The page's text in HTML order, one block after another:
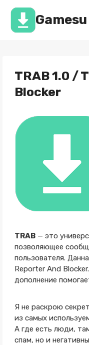
Перейти
содержимомуGamesu
TRAB 1.0 /
Blocker
TRAB— это
позволяющее
пользователя.
Reporter And
дополнение
Я не раскрою
из самых
А где есть люди,
спам, но и